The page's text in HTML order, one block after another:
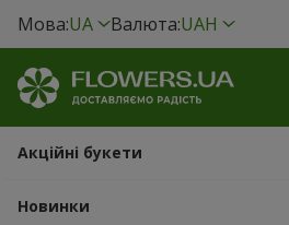
Мова:UA Валюта:UAH
Акційні букети
Новинки